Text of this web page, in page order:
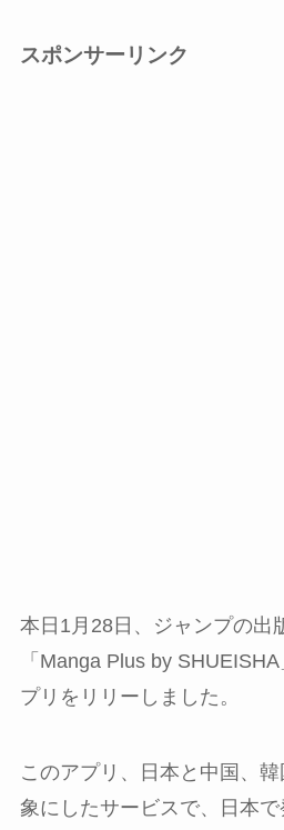
スポンサーリンク
本日1月28日、ジャンプの出
「Manga Plus by
プリをリリーしました。
このアプリ、日本と中国、
象にしたサービスで、日本